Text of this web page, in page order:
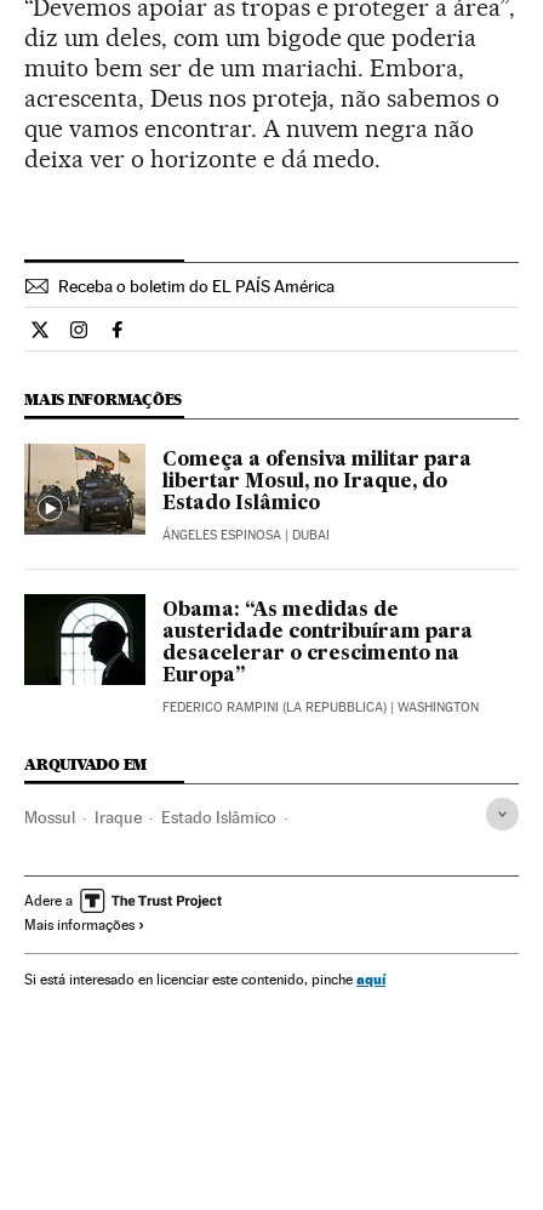
“Devemos apoiar as tropas e proteger a área”,
diz um deles, com um bigode que poderia
muito bem ser de um mariachi. Embora,
acrescenta, Deus nos proteja, não sabemos o
que vamos encontrar. A nuvem negra não
deixa ver o horizonte e dá medo.
Receba o boletim do EL PAÍS América
Internacional El País Brasil en Twitter
Internacional El País Brasil en Instagram
Internacional El País Brasil en Facebook
MAIS INFORMAÇÕES
Começa a ofensiva militar para
libertar Mosul, no Iraque, do
Estado Islâmico
ÁNGELES ESPINOSA | DUBAI
Obama: “As medidas de
austeridade contribuíram para
desacelerar o crescimento na
Europa”
FEDERICO RAMPINI (LA REPUBBLICA) | WASHINGTON
ARQUIVADO EM
Mossul Iraque Estado Islâmico
Oriente médio Islã Jihadismo
Grupos terroristas
Adere a
Mais informações
Si está interesado en licenciar este contenido, pinche aquí